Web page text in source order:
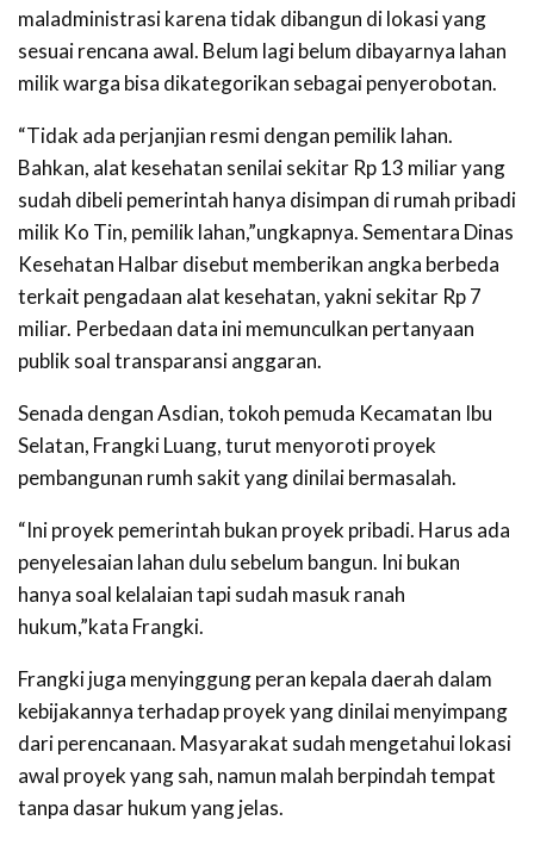
maladministrasi karena tidak dibangun di lokasi yang
sesuai rencana awal. Belum lagi belum dibayarnya lahan
milik warga bisa dikategorikan sebagai penyerobotan.
“Tidak ada perjanjian resmi dengan pemilik lahan.
Bahkan, alat kesehatan senilai sekitar Rp 13 miliar yang
sudah dibeli pemerintah hanya disimpan di rumah pribadi
milik Ko Tin, pemilik lahan,”ungkapnya. Sementara Dinas
Kesehatan Halbar disebut memberikan angka berbeda
terkait pengadaan alat kesehatan, yakni sekitar Rp 7
miliar. Perbedaan data ini memunculkan pertanyaan
publik soal transparansi anggaran.
Senada dengan Asdian, tokoh pemuda Kecamatan Ibu
Selatan, Frangki Luang, turut menyoroti proyek
pembangunan rumh sakit yang dinilai bermasalah.
“Ini proyek pemerintah bukan proyek pribadi. Harus ada
penyelesaian lahan dulu sebelum bangun. Ini bukan
hanya soal kelalaian tapi sudah masuk ranah
hukum,”kata Frangki.
Frangki juga menyinggung peran kepala daerah dalam
kebijakannya terhadap proyek yang dinilai menyimpang
dari perencanaan. Masyarakat sudah mengetahui lokasi
awal proyek yang sah, namun malah berpindah tempat
tanpa dasar hukum yang jelas.